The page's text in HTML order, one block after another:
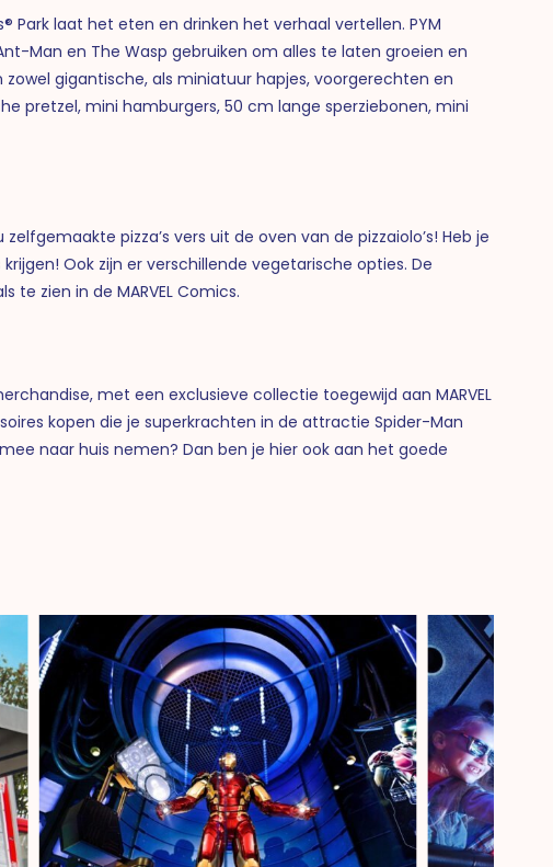
laat het eten en drinken het verhaal vertellen. PYM
Man en The Wasp gebruiken om alles te laten groeien en
gigantische, als miniatuur hapjes, voorgerechten en
pretzel, mini hamburgers, 50 cm lange sperziebonen, mini
pizza’s vers uit de oven van de pizzaiolo’s! Heb je
krijgen! Ook zijn er verschillende vegetarische opties.De
te zien in de MARVEL Comics.
met een exclusieve collectie toegewijd aan MARVEL
kopen die je superkrachten in de attractie Spider-Man
naar huis nemen? Dan ben je hier ook aan het goede